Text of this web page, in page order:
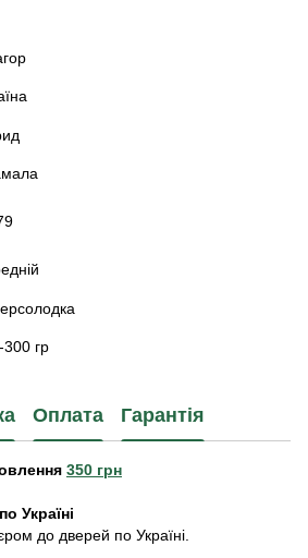
гр
Оплата Гарантія
350 грн
Україні
до дверей по Україні.